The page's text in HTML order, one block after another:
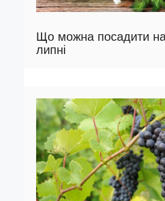
Що можна посадити на
липні